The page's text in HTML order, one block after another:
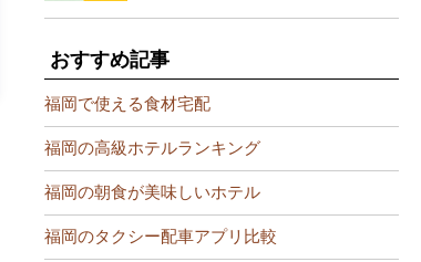
おすすめ記事
福岡で使える食材宅配
福岡の高級ホテルランキング
福岡の朝食が美味しいホテル
福岡のタクシー配車アプリ比較